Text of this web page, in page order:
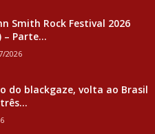
Smith Rock Festival 2026
– Parte...
2026
do blackgaze, volta ao Brasil